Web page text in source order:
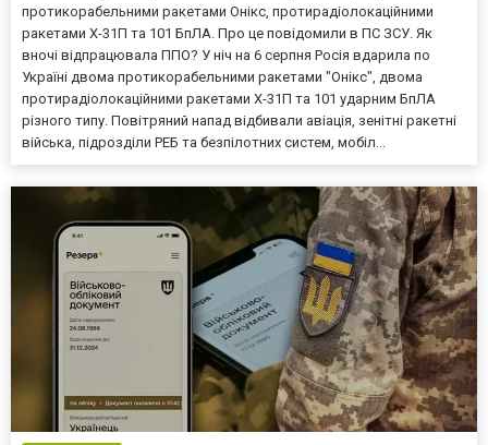
протикорабельними ракетами Онікс, протирадіолокаційними
ракетами Х-31П та 101 БпЛА. Про це повідомили в ПС ЗСУ. Як
вночі відпрацювала ППО? У ніч на 6 серпня Росія вдарила по
Україні двома протикорабельними ракетами "Онікс", двома
протирадіолокаційними ракетами Х-31П та 101 ударним БпЛА
різного типу. Повітряний напад відбивали авіація, зенітні ракетні
війська, підрозділи РЕБ та безпілотних систем, мобіл...